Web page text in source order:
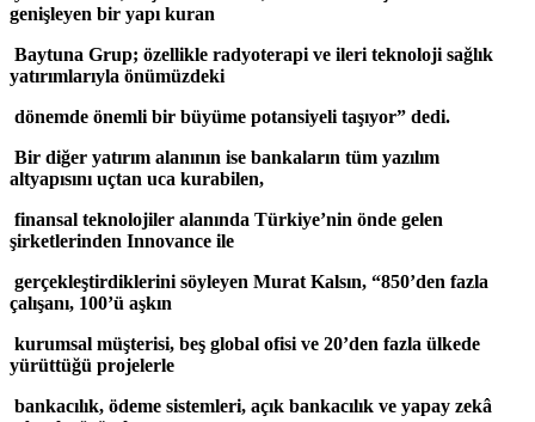
genişleyen bir yapı kuran
Baytuna Grup; özellikle radyoterapi ve ileri teknoloji sağlık
yatırımlarıyla önümüzdeki
dönemde önemli bir büyüme potansiyeli taşıyor” dedi.
Bir diğer yatırım alanının ise bankaların tüm yazılım
altyapısını uçtan uca kurabilen,
finansal teknolojiler alanında Türkiye’nin önde gelen
şirketlerinden Innovance ile
gerçekleştirdiklerini söyleyen Murat Kalsın, “850’den fazla
çalışanı, 100’ü aşkın
kurumsal müşterisi, beş global ofisi ve 20’den fazla ülkede
yürüttüğü projelerle
bankacılık, ödeme sistemleri, açık bankacılık ve yapay zekâ